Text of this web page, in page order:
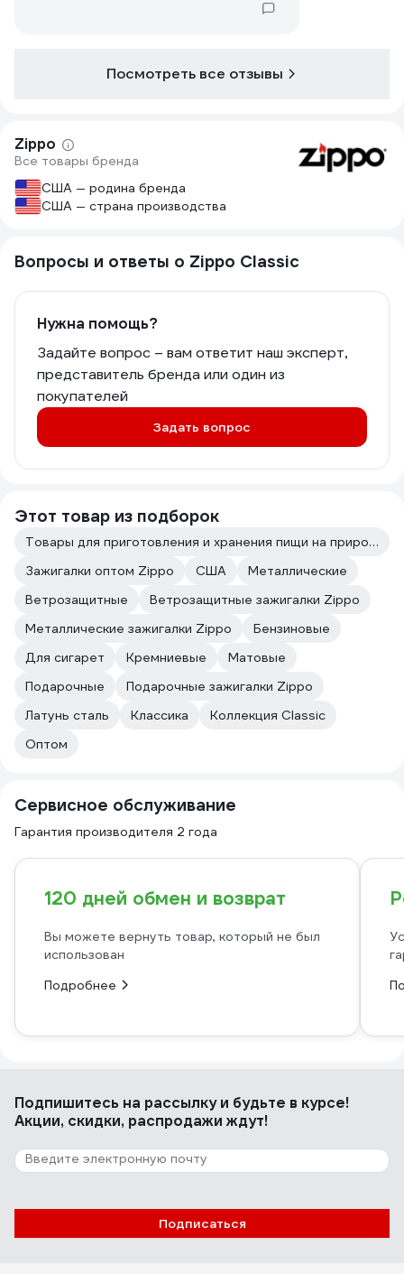
Посмотреть все отзывы
Zippo
Все товары бренда
США — родина бренда
США — страна производства
Вопросы и ответы о Zippo Classic
Нужна помощь?
Задайте вопрос – вам ответит наш эксперт,
представитель бренда или один из
покупателей
Задать вопрос
Этот товар из подборок
Товары для приготовления и хранения пищи на природе
Зажигалки оптом Zippo
США
Металлические
Ветрозащитные
Ветрозащитные зажигалки Zippo
Металлические зажигалки Zippo
Бензиновые
Для сигарет
Кремниевые
Матовые
Подарочные
Подарочные зажигалки Zippo
Латунь сталь
Классика
Коллекция Classic
Оптом
Сервисное обслуживание
Гарантия производителя 2 года
120 дней обмен и возврат
Вы можете вернуть товар, который не был
использован
Подробнее
Подпишитесь на рассылкуи будьте в курсе!
Акции, скидки, распродажи ждут!
Подписаться